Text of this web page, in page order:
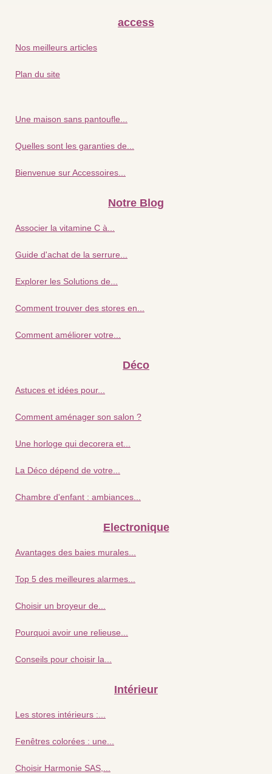
access
Nos meilleurs articles
Plan du site
Une maison sans pantoufle...
Quelles sont les garanties de...
Bienvenue sur Accessoires...
Notre Blog
Associer la vitamine C à...
Guide d'achat de la serrure...
Explorer les Solutions de...
Comment trouver des stores en...
Comment améliorer votre...
Déco
Astuces et idées pour...
Comment aménager son salon ?
Une horloge qui decorera et...
La Déco dépend de votre...
Chambre d'enfant : ambiances...
Electronique
Avantages des baies murales...
Top 5 des meilleures alarmes...
Choisir un broyeur de...
Pourquoi avoir une relieuse...
Conseils pour choisir la...
Intérieur
Les stores intérieurs :...
Fenêtres colorées : une...
Choisir Harmonie SAS,...